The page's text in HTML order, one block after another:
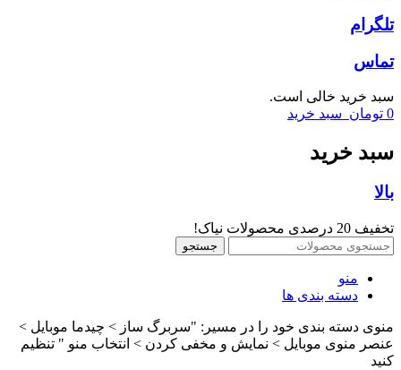
تلگرام
تماس
سبد خرید خالی است.
0 تومان سبد خرید
سبد خرید
بالا
تخفیف 20 درصدی محصولات نیاک!
جستجو
منو
دسته بندی ها
منوی دسته بندی خود را در مسیر: "سربرگ ساز > چیدما موبایل >
عنصر منوی موبایل > نمایش و مخفی کردن > انتخاب منو " تنظیم
کنید